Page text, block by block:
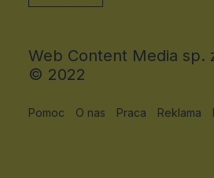
Web Content Media sp.
© 2022
Pomoc O nas Praca Reklama